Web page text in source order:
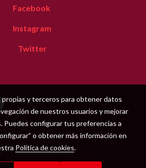
Facebook
Instagram
Twitter
propias y terceros para obtener datos
de nuestros usuarios y mejorar
Puedes configurar tus preferencias a
o obtener más información en
Política de cookies.